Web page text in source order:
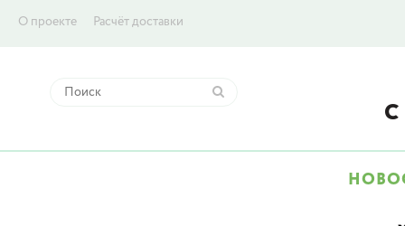
О проекте Расчёт доставки